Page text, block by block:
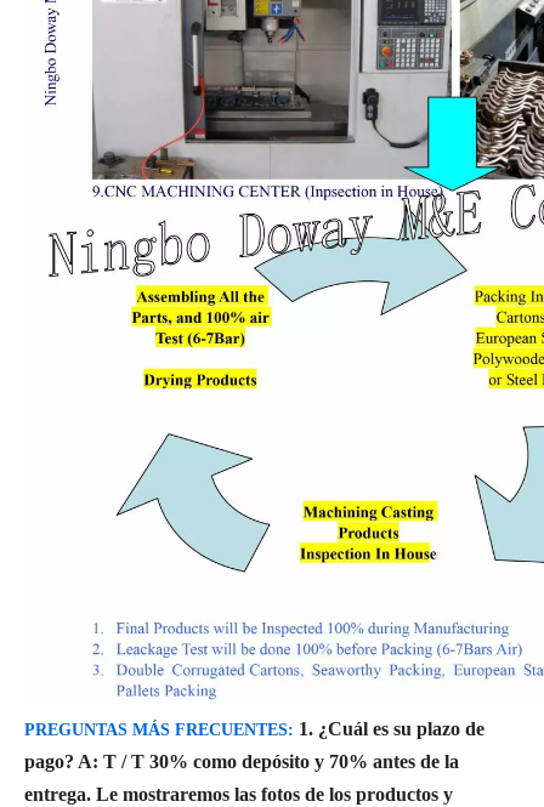
PREGUNTAS MÁS FRECUENTES: 1. ¿Cuál es su plazo de
pago? A: T / T 30% como depósito y 70% antes de la
entrega. Le mostraremos las fotos de los productos y